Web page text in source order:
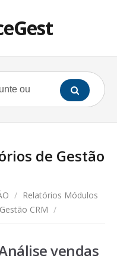
de Gestão
/ Relatórios Módulos
CRM /
vendas